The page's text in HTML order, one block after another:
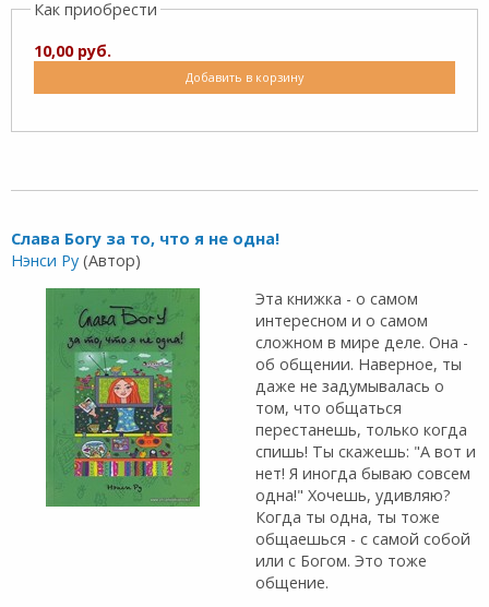
Как приобрести
10,00 руб.
Добавить в корзину
Слава Богу за то, что я не одна!
Нэнси Ру (Автор)
Эта книжка - о самом
интересном и о самом
сложном в мире деле. Она -
об общении. Наверное, ты
даже не задумывалась о
том, что общаться
перестанешь, только когда
спишь! Ты скажешь: "А вот и
нет! Я иногда бываю совсем
одна!" Хочешь, удивляю?
Когда ты одна, ты тоже
общаешься - с самой собой
или с Богом. Это тоже
общение.